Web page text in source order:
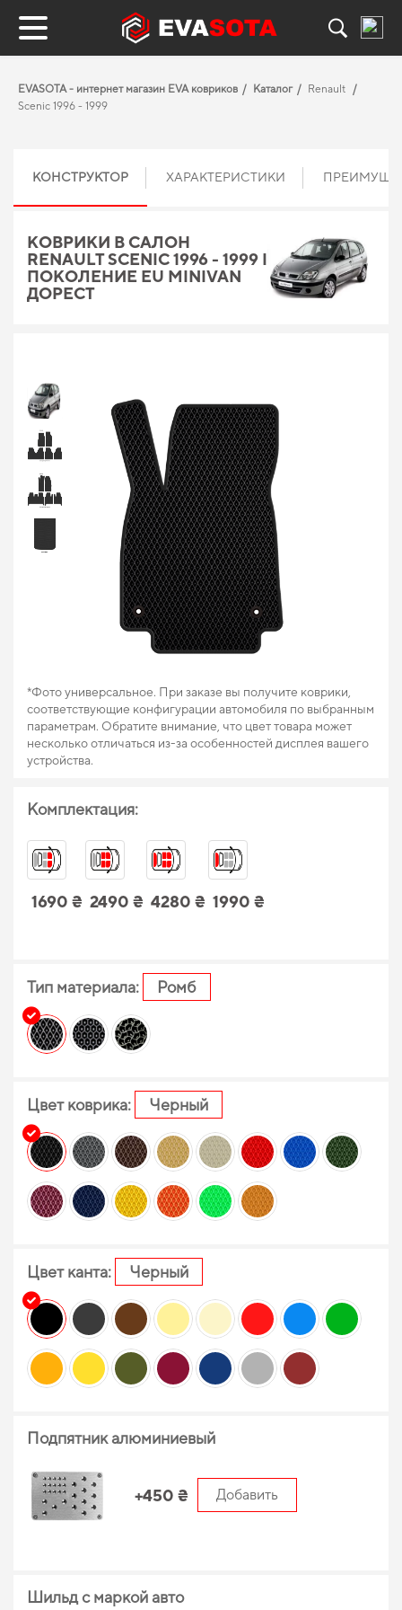
EVASOTA - интернет магазин EVA ковриков Каталог
Renault
Scenic 1996 - 1999
КОНСТРУКТОР ХАРАКТЕРИСТИКИ
КОВРИКИ В САЛОН
RENAULT SCENIC 1996 - 1999 I
ПОКОЛЕНИЕ EU MINIVAN
ДОРЕСТ
*Фото универсальное. При заказе вы получите коврики,
соответствующие конфигурации автомобиля по выбранным
параметрам. Обратите внимание, что цвет товара может
несколько отличаться из-за особенностей дисплея вашего
устройства.
Комплектация:
1690 ₴ 2490 ₴ 4280 ₴ 1990 ₴
Тип материала: Ромб
Цвет коврика: Черный
Цвет канта: Черный
Подпятник алюминиевый
+450 ₴ Добавить
Шильд с маркой авто